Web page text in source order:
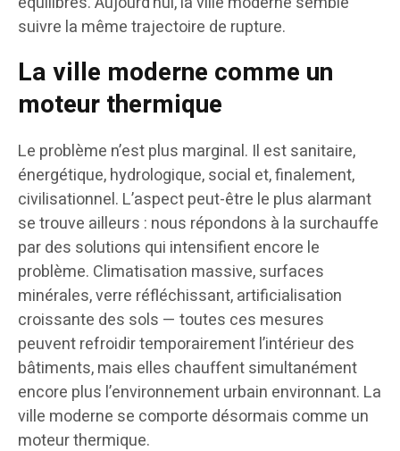
suivre la même trajectoire de rupture.
La ville moderne comme un
moteur thermique
Le problème n’est plus marginal. Il est sanitaire,
énergétique, hydrologique, social et, finalement,
civilisationnel. L’aspect peut-être le plus alarmant
se trouve ailleurs : nous répondons à la surchauffe
par des solutions qui intensifient encore le
problème. Climatisation massive, surfaces
minérales, verre réfléchissant, artificialisation
croissante des sols — toutes ces mesures
peuvent refroidir temporairement l’intérieur des
bâtiments, mais elles chauffent simultanément
encore plus l’environnement urbain environnant. La
ville moderne se comporte désormais comme un
moteur thermique.